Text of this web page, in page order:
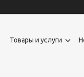
Товары и услуги